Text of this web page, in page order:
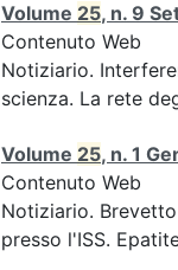
Volume 25, n. 9
Contenuto Web
Notiziario.
scienza. La rete
Volume 25, n. 1
Contenuto Web
Notiziario.
presso l'ISS.